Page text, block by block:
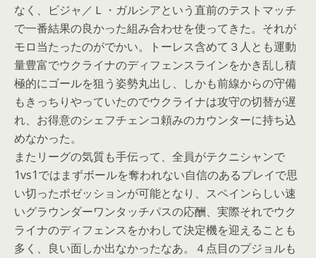
なく、ビジャ／Ｌ・ガルシアという直前のテストマッチ
で一番結果の良かった組み合わせを使ってきた。それが
モロ当たったのがでかい。トーレス含めて３人とも運動
量豊富でウクライナのディフェンスラインをかき乱し積
極的にゴールを狙う姿勢丸出し、しかも前線からの守備
もきっちりやっていたのでウクライナは攻守の切替が遅
れ、お得意のシェフチェンコ頼みのカウンターに持ち込
めなかった。
またリーグの気質も手伝って、全員がテクニシャンで
1vs1ではまずボールを奪われない自信のあるプレイで思
い切ったポゼッションが可能となり、スペインらしい速
いグラウンダーワンタッチパスの応酬、実際それでウク
ライナのディフェンスをかわして決定機を迎えることも
多く、良い面しか出なかったなあ。４点目のプジョルも